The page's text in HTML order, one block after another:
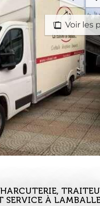
Voir les
SERVICE À